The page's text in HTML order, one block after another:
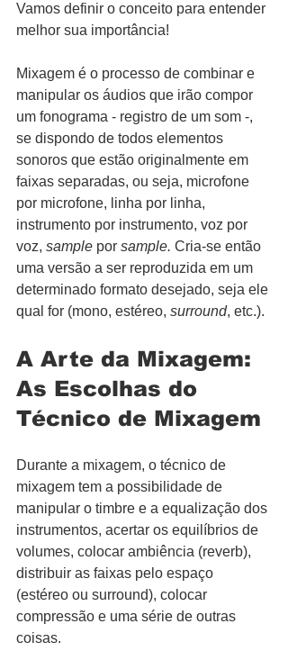
Vamos definir o conceito para entender
melhor sua importância!
Mixagem é o processo de combinar e
manipular os áudios que irão compor
um fonograma - registro de um som -,
se dispondo de todos elementos
sonoros que estão originalmente em
faixas separadas, ou seja, microfone
por microfone, linha por linha,
instrumento por instrumento, voz por
voz, sample por sample. Cria-se então
uma versão a ser reproduzida em um
determinado formato desejado, seja ele
qual for (mono, estéreo, surround, etc.).
A Arte da Mixagem:
As Escolhas do
Técnico de Mixagem
Durante a mixagem, o técnico de
mixagem tem a possibilidade de
manipular o timbre e a equalização dos
instrumentos, acertar os equilíbrios de
volumes, colocar ambiência (reverb),
distribuir as faixas pelo espaço
(estéreo ou surround), colocar
compressão e uma série de outras
coisas.